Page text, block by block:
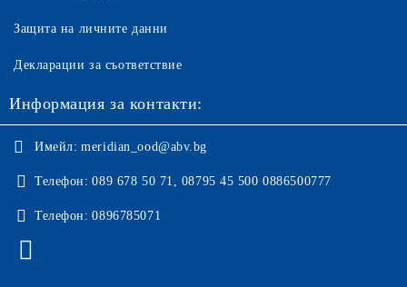
Защита на личните данни
Декларации за съответствие
Информация за контакти:
Имейл: meridian_ood@abv.bg
Телефон: 089 678 50 71, 08795 45 500 0886500777
Телефон: 0896785071